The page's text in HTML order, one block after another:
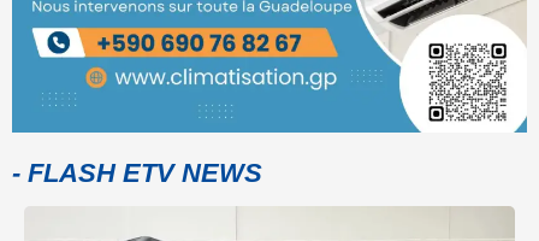
- FLASH ETV NEWS